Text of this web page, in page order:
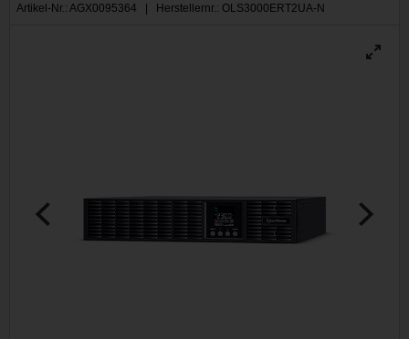
Artikel-Nr.: AGX0095364 | Herstellernr.: OLS3000ERT2UA-N